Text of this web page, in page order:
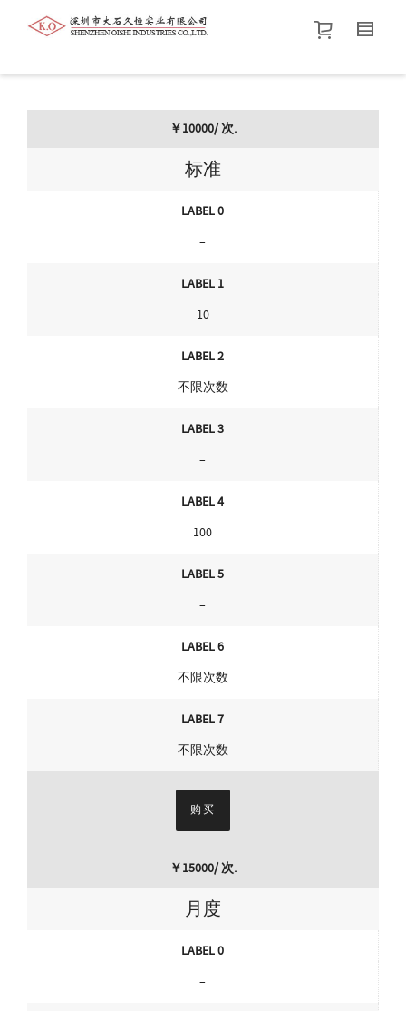
帮我查找新的衬衫尺码
价格介于
查找产品！
￥10000/ 次.
标准
LABEL 0
–
LABEL 1
10
LABEL 2
不限次数
LABEL 3
–
LABEL 4
100
LABEL 5
–
LABEL 6
不限次数
LABEL 7
不限次数
购买
￥15000/ 次.
月度
LABEL 0
–